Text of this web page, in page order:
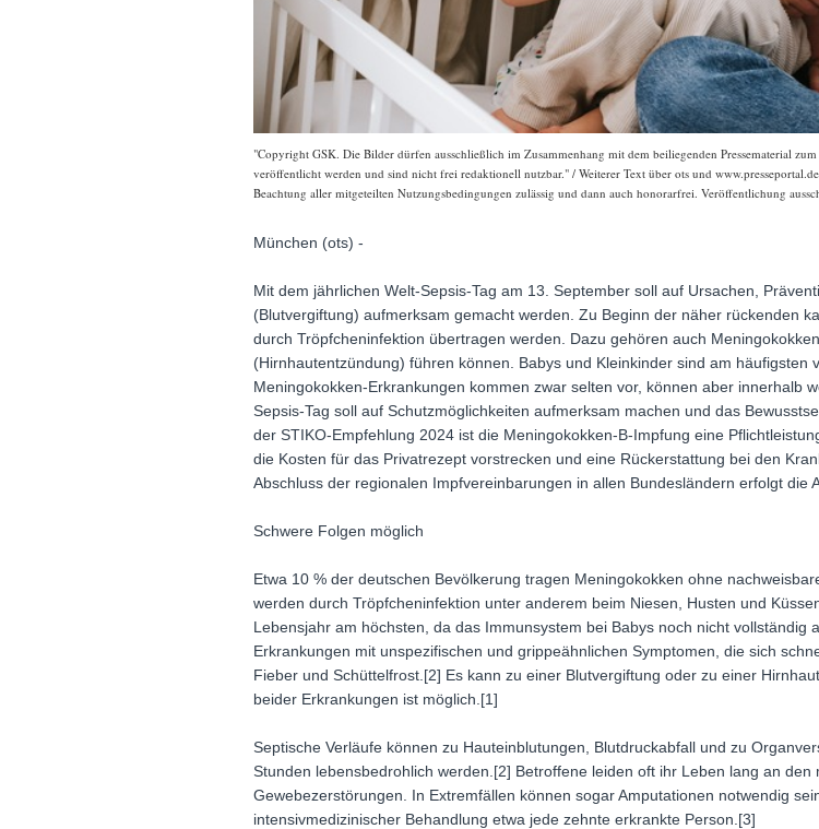
"Copyright GSK. Die Bilder dürfen ausschließlich im Zusammenhang mit dem beiliegenden Pressematerial
veröffentlicht werden und sind nicht frei redaktionell nutzbar." / Weiterer Text über ots und
Beachtung aller mitgeteilten Nutzungsbedingungen zulässig und dann auch honorarfrei. Veröffentlichung
München (ots) -
Mit dem jährlichen Welt-Sepsis-Tag am 13. September soll auf Ursachen,
(Blutvergiftung) aufmerksam gemacht werden. Zu Beginn der näher rückenden
durch Tröpfcheninfektion übertragen werden. Dazu gehören auch
(Hirnhautentzündung) führen können. Babys und Kleinkinder sind am häufigsten
Meningokokken-Erkrankungen kommen zwar selten vor, können aber innerhalb
Sepsis-Tag soll auf Schutzmöglichkeiten aufmerksam machen und das
der STIKO-Empfehlung 2024 ist die Meningokokken-B-Impfung eine
die Kosten für das Privatrezept vorstrecken und eine Rückerstattung bei den
Abschluss der regionalen Impfvereinbarungen in allen Bundesländern erfolgt die
Schwere Folgen möglich
Etwa 10 % der deutschen Bevölkerung tragen Meningokokken ohne
werden durch Tröpfcheninfektion unter anderem beim Niesen, Husten und
Lebensjahr am höchsten, da das Immunsystem bei Babys noch nicht vollständig
Erkrankungen mit unspezifischen und grippeähnlichen Symptomen, die sich
Fieber und Schüttelfrost.[2] Es kann zu einer Blutvergiftung oder zu einer
beider Erkrankungen ist möglich.[1]
Septische Verläufe können zu Hauteinblutungen, Blutdruckabfall und zu
Stunden lebensbedrohlich werden.[2] Betroffene leiden oft ihr Leben lang an
Gewebezerstörungen. In Extremfällen können sogar Amputationen notwendig
intensivmedizinischer Behandlung etwa jede zehnte erkrankte Person.[3]